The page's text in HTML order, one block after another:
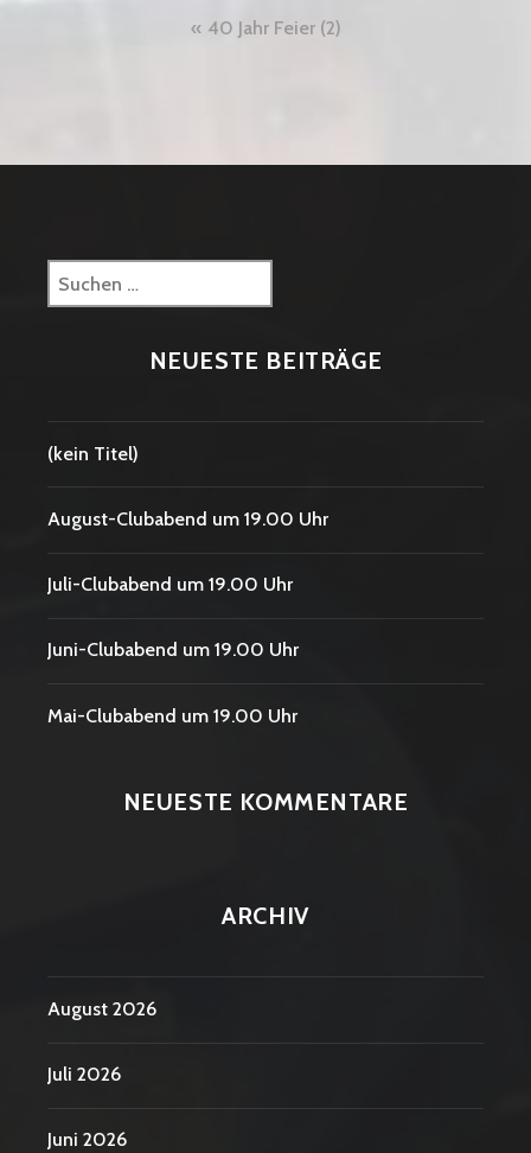
Beitragsnavigation
40 Jahr Feier (2)
Suchen
nach:
NEUESTE BEITRÄGE
(kein Titel)
August-Clubabend um 19.00 Uhr
Juli-Clubabend um 19.00 Uhr
Juni-Clubabend um 19.00 Uhr
Mai-Clubabend um 19.00 Uhr
NEUESTE KOMMENTARE
ARCHIV
August 2026
Juli 2026
Juni 2026